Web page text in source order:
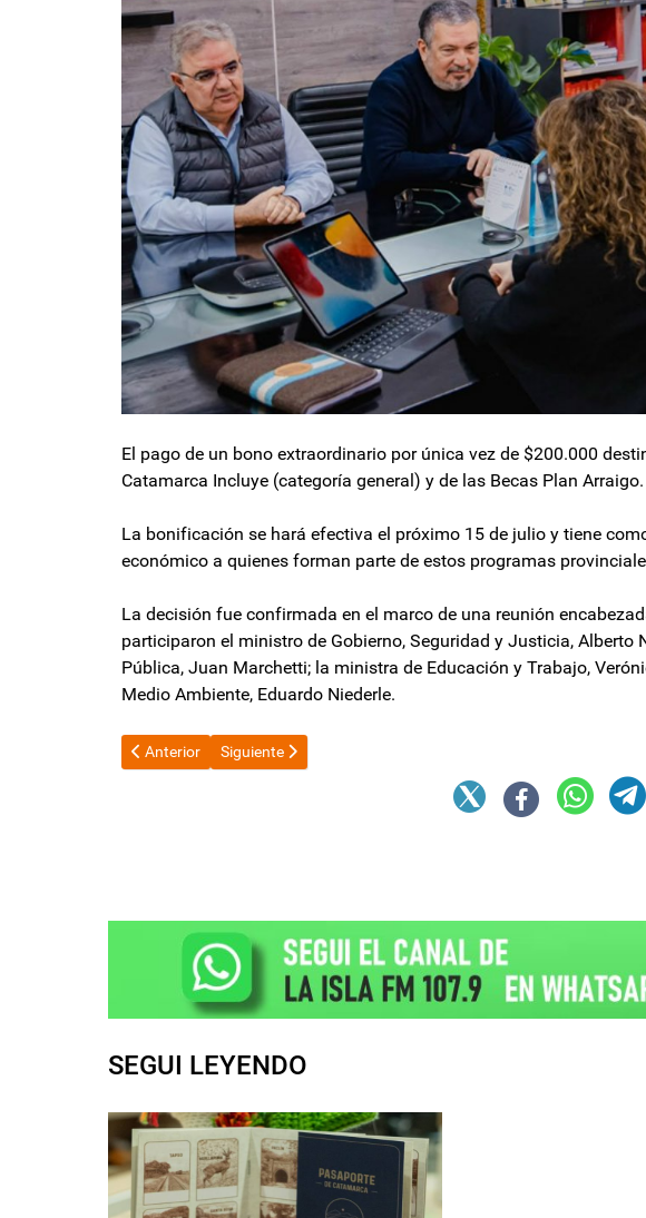
El pago de un bono extraordinario por única vez de $200.000
Catamarca Incluye (categoría general) y de las Becas Plan Arraigo.
La bonificación se hará efectiva el próximo 15 de julio y tiene
económico a quienes forman parte de estos programas
La decisión fue confirmada en el marco de una reunión
participaron el ministro de Gobierno, Seguridad y Justicia, Alberto
Pública, Juan Marchetti; la ministra de Educación y Trabajo,
Medio Ambiente, Eduardo Niederle.
Artículo anterior: El riesgo país cae al nivel más bajo de la era Milei y se
Anterior Artículo siguiente: Renunció una funcionaria clave de Sandra
Siguiente
SEGUI LEYENDO